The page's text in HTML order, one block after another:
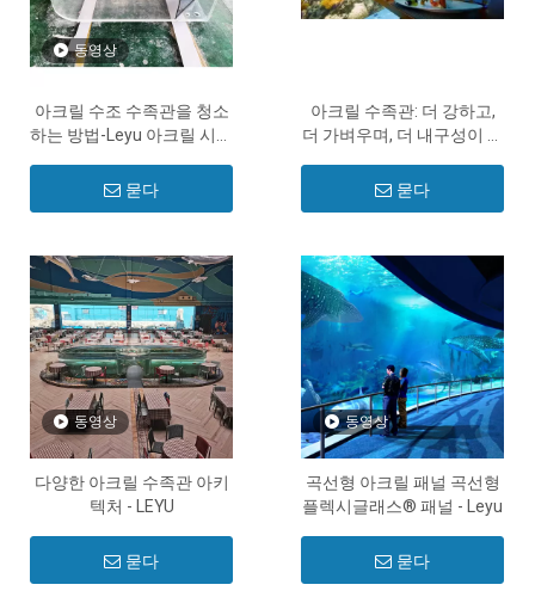
동영상
아크릴 수조 수족관을 청소
하는 방법-Leyu 아크릴 시트
묻다
아크릴 수족관: 더 강하고,
더 가벼우며, 더 내구성이 좋
묻다
동영상
다양한 아크릴 수족관 아키
텍처 - LEYU
묻다
동영상
곡선형 아크릴 패널 곡선형
플렉시글래스® 패널 - Leyu
묻다